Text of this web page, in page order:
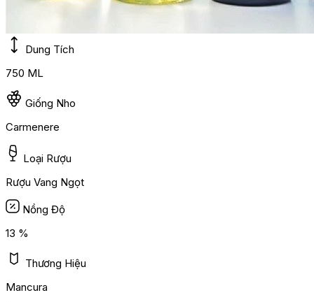
Dung Tích
750 ML
Giống Nho
Carmenere
Loại Rượu
Rượu Vang Ngọt
Nồng Độ
13 %
Thương Hiệu
Mancura